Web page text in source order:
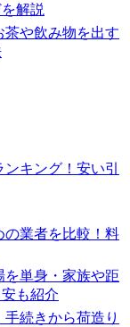
解説
茶や飲み物を出す
キング！安い引
の業者を比較！料
を単身・家族や距
も紹介
続きから荷造り